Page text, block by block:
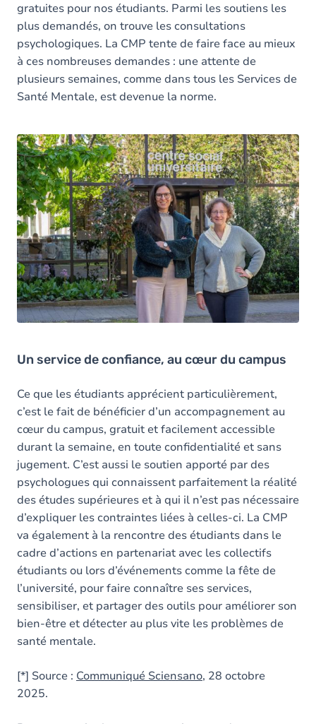
gratuites pour nos étudiants. Parmi les soutiens les
plus demandés, on trouve les consultations
psychologiques. La CMP tente de faire face au mieux
à ces nombreuses demandes : une attente de
plusieurs semaines, comme dans tous les Services de
Santé Mentale, est devenue la norme.
Un service de confiance, au cœur du campus
Ce que les étudiants apprécient particulièrement,
c’est le fait de bénéficier d’un accompagnement au
cœur du campus, gratuit et facilement accessible
durant la semaine, en toute confidentialité et sans
jugement. C’est aussi le soutien apporté par des
psychologues qui connaissent parfaitement la réalité
des études supérieures et à qui il n’est pas nécessaire
d’expliquer les contraintes liées à celles-ci. La CMP
va également à la rencontre des étudiants dans le
cadre d’actions en partenariat avec les collectifs
étudiants ou lors d’événements comme la fête de
l’université, pour faire connaître ses services,
sensibiliser, et partager des outils pour améliorer son
bien-être et détecter au plus vite les problèmes de
santé mentale.
[*] Source : Communiqué Sciensano, 28 octobre
2025.